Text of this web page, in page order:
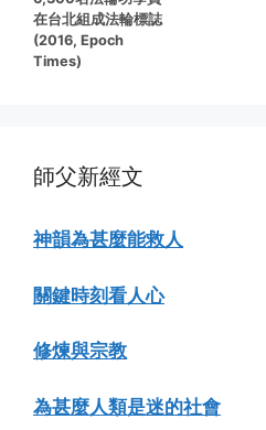
在台北組成法輪標誌
(2016, Epoch
Times)
師父新經文
神韻為甚麼能救人
關鍵時刻看人心
修煉與宗教
為甚麼人類是迷的社會